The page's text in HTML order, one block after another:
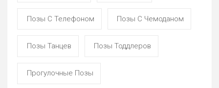
Позы С Телефоном Позы С Чемоданом
Позы Танцев Позы Тоддлеров
Прогулочные Позы